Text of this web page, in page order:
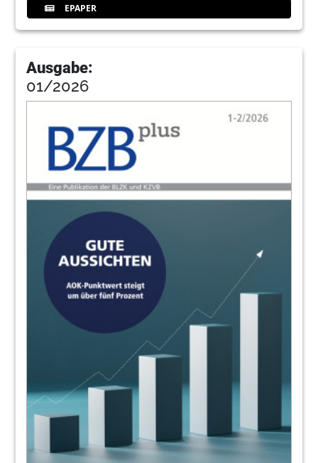
EPAPER
Ausgabe:
01/2026